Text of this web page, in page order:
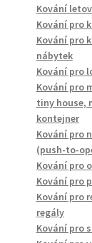
Kování
Kování pro
Kování pro
nábytek
Kování pro
Kování pro
tiny house,
kontejner
Kování pro
(push-to-
Kování pro
Kování pro
Kování pro
regály
Kování pro